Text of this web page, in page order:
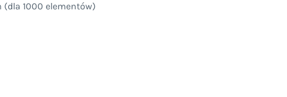
1000 elementów)